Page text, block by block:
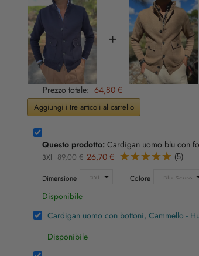
+
Prezzo totale: 64,80 €
Aggiungi i tre articoli al carrello
Questo prodotto: Cardigan uomo blu con
3Xl 89,00 € 26,70 € (5)
Dimensione Colore
Disponibile
Cardigan uomo con bottoni, Cammello -
Disponibile